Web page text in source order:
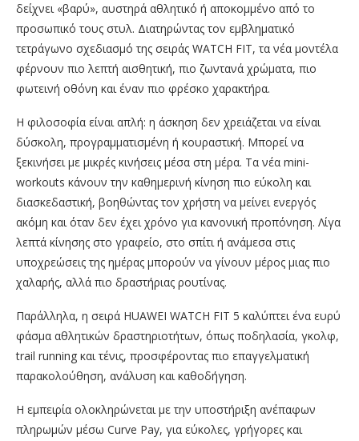
δείχνει «βαρύ», αυστηρά αθλητικό ή αποκομμένο από το
προσωπικό τους στυλ. Διατηρώντας τον εμβληματικό
τετράγωνο σχεδιασμό της σειράς WATCH FIT, τα νέα μοντέλα
φέρνουν πιο λεπτή αισθητική, πιο ζωντανά χρώματα, πιο
φωτεινή οθόνη και έναν πιο φρέσκο χαρακτήρα.
Η φιλοσοφία είναι απλή: η άσκηση δεν χρειάζεται να είναι
δύσκολη, προγραμματισμένη ή κουραστική. Μπορεί να
ξεκινήσει με μικρές κινήσεις μέσα στη μέρα. Τα νέα mini-
workouts κάνουν την καθημερινή κίνηση πιο εύκολη και
διασκεδαστική, βοηθώντας τον χρήστη να μείνει ενεργός
ακόμη και όταν δεν έχει χρόνο για κανονική προπόνηση. Λίγα
λεπτά κίνησης στο γραφείο, στο σπίτι ή ανάμεσα στις
υποχρεώσεις της ημέρας μπορούν να γίνουν μέρος μιας πιο
χαλαρής, αλλά πιο δραστήριας ρουτίνας.
Παράλληλα, η σειρά HUAWEI WATCH FIT 5 καλύπτει ένα ευρύ
φάσμα αθλητικών δραστηριοτήτων, όπως ποδηλασία, γκολφ,
trail running και τένις, προσφέροντας πιο επαγγελματική
παρακολούθηση, ανάλυση και καθοδήγηση.
Η εμπειρία ολοκληρώνεται με την υποστήριξη ανέπαφων
πληρωμών μέσω Curve Pay, για εύκολες, γρήγορες και